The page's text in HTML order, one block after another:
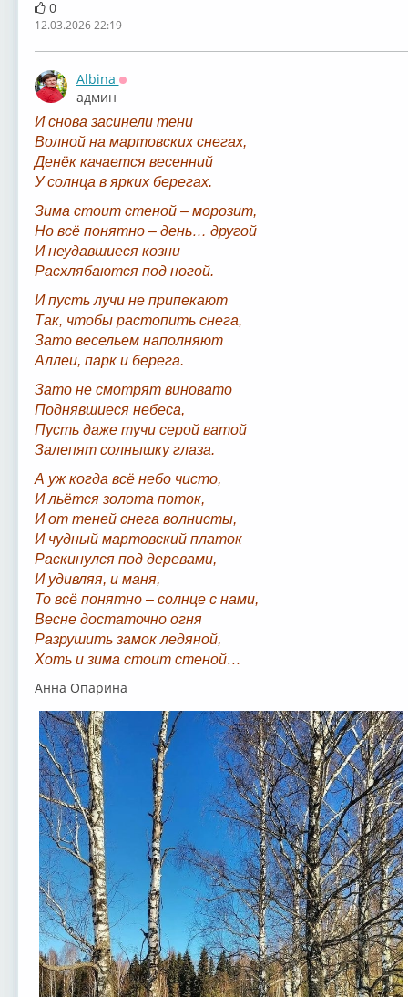
0
12.03.2026 22:19
Albina
админ
И снова засинели тени
Волной на мартовских снегах,
Денёк качается весенний
У солнца в ярких берегах.
Зима стоит стеной – морозит,
Но всё понятно – день… другой
И неудавшиеся козни
Расхлябаются под ногой.
И пусть лучи не припекают
Так, чтобы растопить снега,
Зато весельем наполняют
Аллеи, парк и берега.
Зато не смотрят виновато
Поднявшиеся небеса,
Пусть даже тучи серой ватой
Залепят солнышку глаза.
А уж когда всё небо чисто,
И льётся золота поток,
И от теней снега волнисты,
И чудный мартовский платок
Раскинулся под деревами,
И удивляя, и маня,
То всё понятно – солнце с нами,
Весне достаточно огня
Разрушить замок ледяной,
Хоть и зима стоит стеной…
Анна Опарина